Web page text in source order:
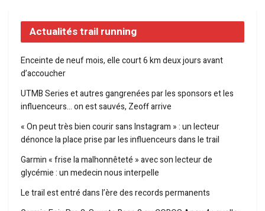
Actualités trail running
Enceinte de neuf mois, elle court 6 km deux jours avant
d’accoucher
UTMB Series et autres gangrenées par les sponsors et les
influenceurs… on est sauvés, Zeoff arrive
« On peut très bien courir sans Instagram » : un lecteur
dénonce la place prise par les influenceurs dans le trail
Garmin « frise la malhonnêteté » avec son lecteur de
glycémie : un medecin nous interpelle
Le trail est entré dans l’ère des records permanents